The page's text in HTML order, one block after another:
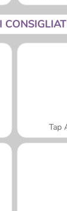
Tap